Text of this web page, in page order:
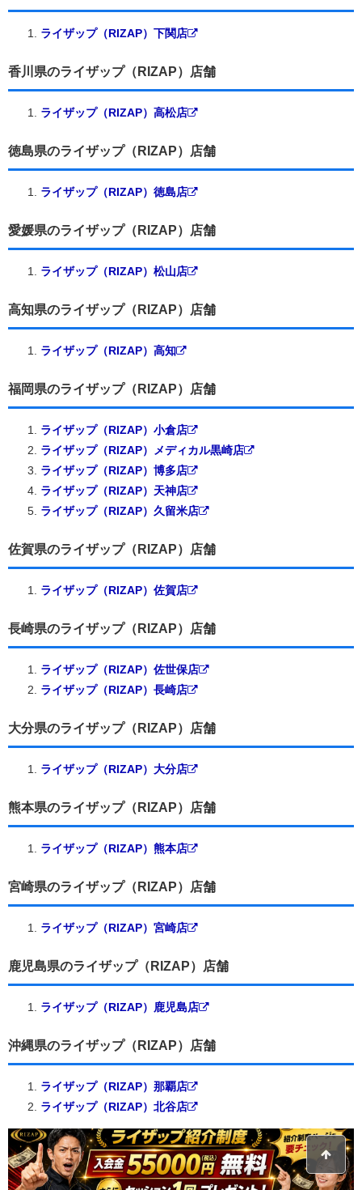
ライザップ（RIZAP）下関店
香川県のライザップ（RIZAP）店舗
ライザップ（RIZAP）高松店
徳島県のライザップ（RIZAP）店舗
ライザップ（RIZAP）徳島店
愛媛県のライザップ（RIZAP）店舗
ライザップ（RIZAP）松山店
高知県のライザップ（RIZAP）店舗
ライザップ（RIZAP）高知
福岡県のライザップ（RIZAP）店舗
ライザップ（RIZAP）小倉店
ライザップ（RIZAP）メディカル黒崎店
ライザップ（RIZAP）博多店
ライザップ（RIZAP）天神店
ライザップ（RIZAP）久留米店
佐賀県のライザップ（RIZAP）店舗
ライザップ（RIZAP）佐賀店
長崎県のライザップ（RIZAP）店舗
ライザップ（RIZAP）佐世保店
ライザップ（RIZAP）長崎店
大分県のライザップ（RIZAP）店舗
ライザップ（RIZAP）大分店
熊本県のライザップ（RIZAP）店舗
ライザップ（RIZAP）熊本店
宮崎県のライザップ（RIZAP）店舗
ライザップ（RIZAP）宮崎店
鹿児島県のライザップ（RIZAP）店舗
ライザップ（RIZAP）鹿児島店
沖縄県のライザップ（RIZAP）店舗
ライザップ（RIZAP）那覇店
ライザップ（RIZAP）北谷店